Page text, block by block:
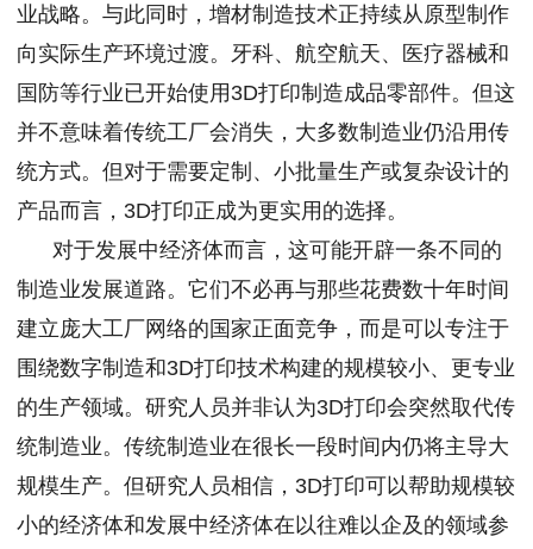
业战略。与此同时，增材制造技术正持续从原型制作
向实际生产环境过渡。牙科、航空航天、医疗器械和
国防等行业已开始使用3D打印制造成品零部件。但这
并不意味着传统工厂会消失，大多数制造业仍沿用传
统方式。但对于需要定制、小批量生产或复杂设计的
产品而言，3D打印正成为更实用的选择。
对于发展中经济体而言，这可能开辟一条不同的
制造业发展道路。它们不必再与那些花费数十年时间
建立庞大工厂网络的国家正面竞争，而是可以专注于
围绕数字制造和3D打印技术构建的规模较小、更专业
的生产领域。研究人员并非认为3D打印会突然取代传
统制造业。传统制造业在很长一段时间内仍将主导大
规模生产。但研究人员相信，3D打印可以帮助规模较
小的经济体和发展中经济体在以往难以企及的领域参